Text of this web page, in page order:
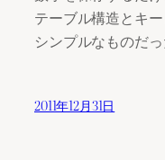
テーブル構造とキ
シンプルなものだっ
2011年12月31日